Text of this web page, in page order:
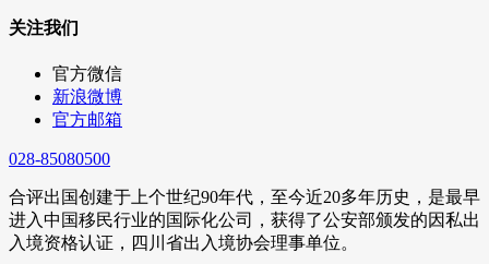
关注我们
官方微信
新浪微博
官方邮箱
028-85080500
合评出国创建于上个世纪90年代，至今近20多年历史，是最早
进入中国移民行业的国际化公司，获得了公安部颁发的因私出
入境资格认证，四川省出入境协会理事单位。